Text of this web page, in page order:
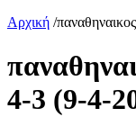
Αρχική /
4-3 (9-4-